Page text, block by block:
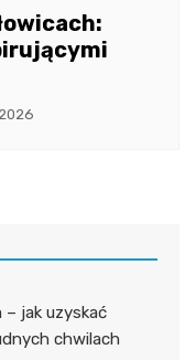
– jak uzyskać
chwilach